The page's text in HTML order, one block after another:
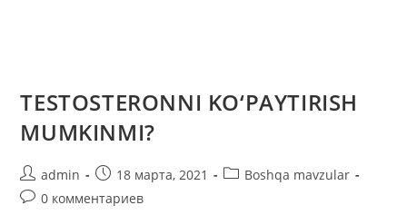
TЕSTOSTЕRONNI KO‘PAYTIRISH
MUMKINMI?
Автор
записи:
admin
Запись
опубликована:
18 марта, 2021
Рубрика
Boshqa mavzular
Комментарии
0 комментариев